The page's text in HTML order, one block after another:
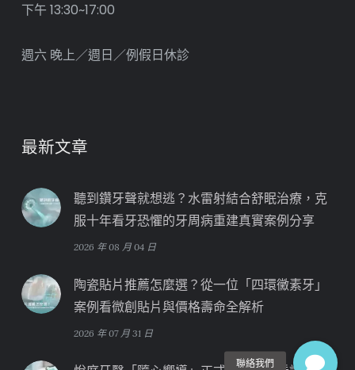
下午 13:30~17:00
週六 晚上／週日／例假日休診
最新文章
聽到鑽牙聲就想逃？水雷射結合舒眠治療，克
服十年看牙恐懼的牙周病重建真實案例分享
2026 年 08 月 04 日
陶瓷貼片推薦怎麼選？從一位「四環黴素牙」
案例看微創貼片與價格壽命全解析
2026 年 07 月 31 日